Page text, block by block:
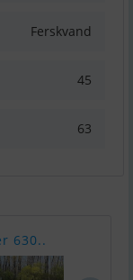
Ferskvand
45
63
630..